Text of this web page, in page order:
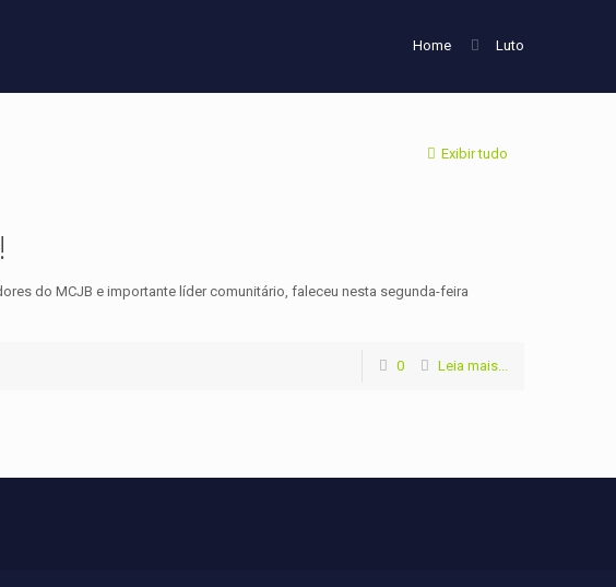
Home Luto
Exibir tudo
do MCJB e importante líder comunitário, faleceu nesta segunda-feira
0 Leia mais...